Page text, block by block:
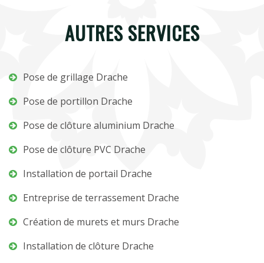
AUTRES SERVICES
Pose de grillage Drache
Pose de portillon Drache
Pose de clôture aluminium Drache
Pose de clôture PVC Drache
Installation de portail Drache
Entreprise de terrassement Drache
Création de murets et murs Drache
Installation de clôture Drache